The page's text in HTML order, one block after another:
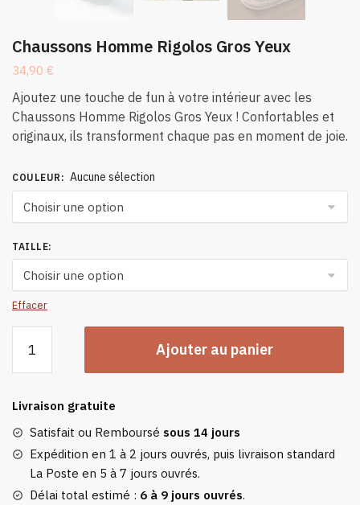
Chaussons Homme Rigolos Gros Yeux
34,90 €
Ajoutez une touche de fun à votre intérieur avec les
Chaussons Homme Rigolos Gros Yeux ! Confortables et
originaux, ils transforment chaque pas en moment de joie.
COULEUR : Aucune sélection
TAILLE:
Effacer
Chaussons
Rigolos
Gros
Yeux
Ajouter au panier
Livraison gratuite
Satisfait ou Remboursé sous 14 jours
Expédition en 1 à 2 jours ouvrés, puis livraison standard
La Poste en 5 à 7 jours ouvrés.
Délai total estimé : 6 à 9 jours ouvrés.